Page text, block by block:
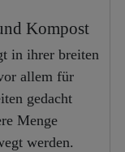
Kompost
in ihrer breiten
allem für
gedacht
Menge
werden.